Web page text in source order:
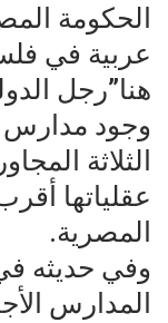
الحكومة
عربية في
هنا”رجل
وجود مدارس
الثلاثة
عقلياتها
المصرية.
وفي حديثه
المدارس